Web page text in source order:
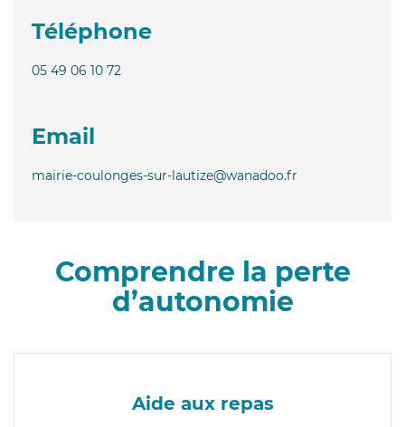
Téléphone
05 49 06 10 72
Email
mairie-coulonges-sur-lautize@wanadoo.fr
Comprendre la perte
d’autonomie
Aide aux repas